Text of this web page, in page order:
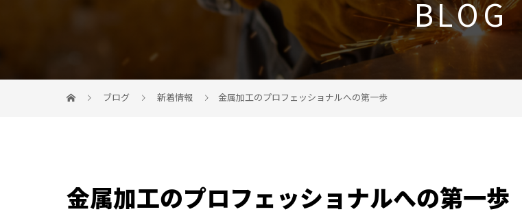
BLOG
ブログ 新着情報 金属加工のプロフェッショナルへの第一歩
金属加工のプロフェッショナルへの第一歩